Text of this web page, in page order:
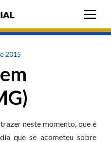
2015
neste momento, que é
que se acometeu sobre